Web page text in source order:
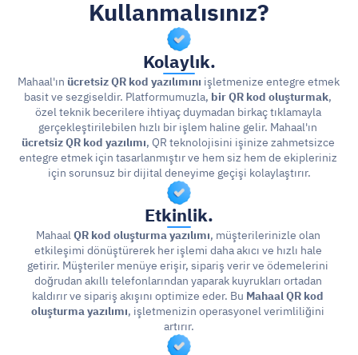
Kullanmalısınız?
Kolaylık.
Mahaal'ın ücretsiz QR kod yazılımını işletmenize entegre etmek
basit ve sezgiseldir. Platformumuzla, bir QR kod oluşturmak,
özel teknik becerilere ihtiyaç duymadan birkaç tıklamayla
ücretsiz QR kod yazılımı, QR teknolojisini işinize zahmetsizce
entegre etmek için tasarlanmıştır ve hem siz hem de ekipleriniz
için sorunsuz bir dijital deneyime geçişi kolaylaştırır.
Etkinlik.
Mahaal QR kod oluşturma yazılımı, müşterilerinizle olan
etkileşimi dönüştürerek her işlemi daha akıcı ve hızlı hale
getirir. Müşteriler menüye erişir, sipariş verir ve ödemelerini
doğrudan akıllı telefonlarından yaparak kuyrukları ortadan
kaldırır ve sipariş akışını optimize eder. Bu Mahaal QR kod
oluşturma yazılımı, işletmenizin operasyonel verimliliğini
artırır.